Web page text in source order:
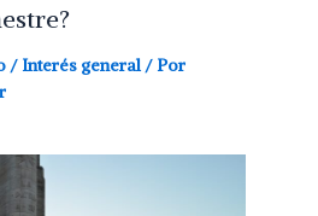
/ Interés general/ Por